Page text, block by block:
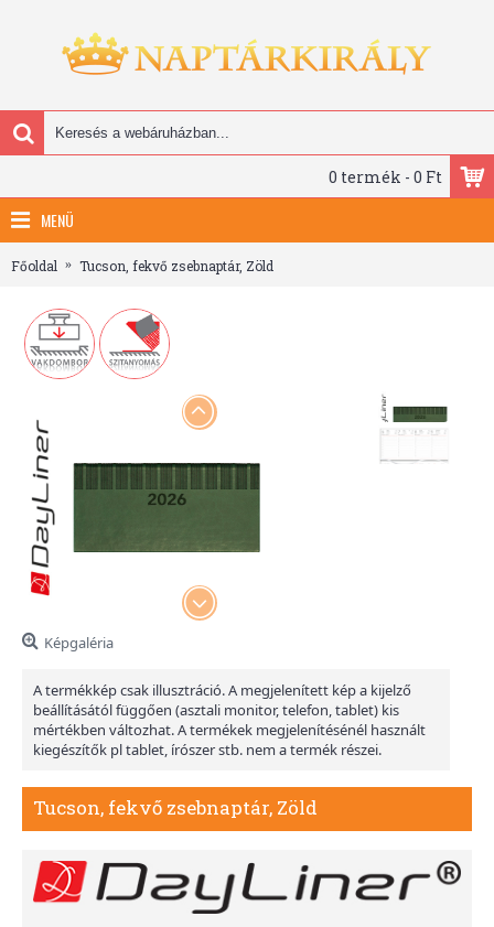
0 termék - 0 Ft
MENÜ
Főoldal Tucson, fekvő zsebnaptár, Zöld
Képgaléria
A termékkép csak illusztráció. A megjelenített kép a kijelző
beállításától függően (asztali monitor, telefon, tablet) kis
mértékben változhat. A termékek megjelenítésénél használt
kiegészítők pl tablet, írószer stb. nem a termék részei.
Tucson, fekvő zsebnaptár, Zöld